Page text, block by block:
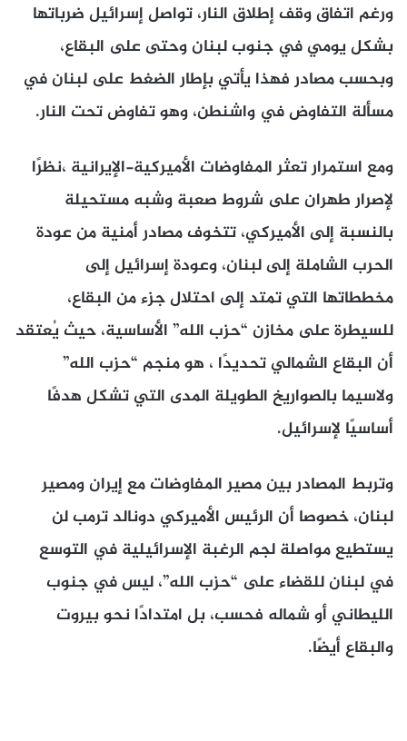
ورغم اتفاق وقف إطلاق النار، تواصل إسرائيل ضرباتها
بشكل يومي في جنوب لبنان وحتى على البقاع،
وبحسب مصادر فهذا يأتي بإطار الضغط على لبنان في
مسألة التفاوض في واشنطن، وهو تفاوض تحت النار.
ومع استمرار تعثر المفاوضات الأميركية-الإيرانية ،نظرًا
لإصرار طهران على شروط صعبة وشبه مستحيلة
بالنسبة إلى الأميركي، تتخوف مصادر أمنية من عودة
الحرب الشاملة إلى لبنان، وعودة إسرائيل إلى
مخططاتها التي تمتد إلى احتلال جزء من البقاع،
للسيطرة على مخازن “حزب الله” الأساسية، حيث يُعتقد
أن البقاع الشمالي تحديدًا ، هو منجم “حزب الله”
ولاسيما بالصواريخ الطويلة المدى التي تشكل هدفًا
أساسيًا لإسرائيل.
وتربط المصادر بين مصير المفاوضات مع إيران ومصير
لبنان، خصوصا أن الرئيس الأميركي دونالد ترمب لن
يستطيع مواصلة لجم الرغبة الإسرائيلية في التوسع
في لبنان للقضاء على “حزب الله”، ليس في جنوب
الليطاني أو شماله فحسب، بل امتدادًا نحو بيروت
والبقاع أيضًا.